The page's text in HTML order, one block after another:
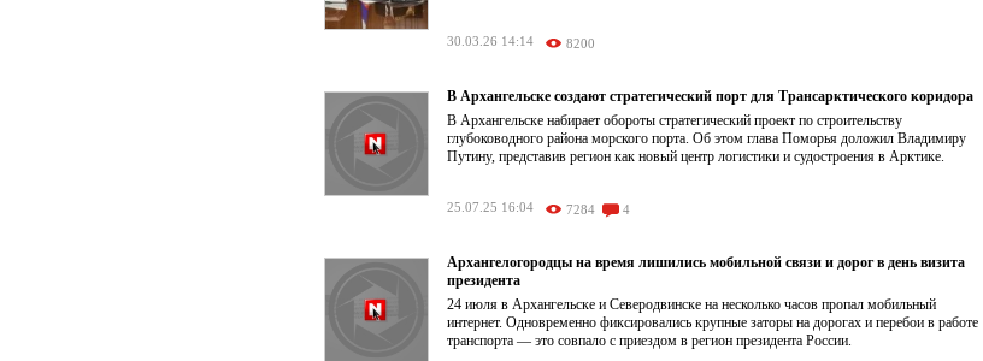
30.03.26 14:14 8200
В Архангельске создают стратегический порт для Трансарктического коридора
В Архангельске набирает обороты стратегический проект по строительству
глубоководного района морского порта. Об этом глава Поморья доложил Владимиру
Путину, представив регион как новый центр логистики и судостроения в Арктике.
25.07.25 16:04 7284 4
Архангелогородцы на время лишились мобильной связи и дорог в день визита
президента
24 июля в Архангельске и Северодвинске на несколько часов пропал мобильный
интернет. Одновременно фиксировались крупные заторы на дорогах и перебои в работе
транспорта — это совпало с приездом в регион президента России.